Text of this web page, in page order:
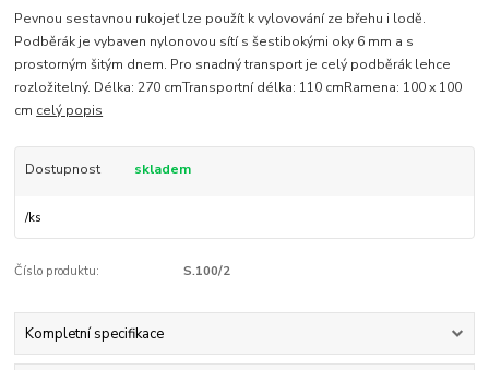
Pevnou sestavnou rukojeť lze použít k vylovování ze břehu i lodě.
Podběrák je vybaven nylonovou sítí s šestibokými oky 6 mm a s
prostorným šitým dnem. Pro snadný transport je celý podběrák lehce
rozložitelný. Délka: 270 cmTransportní délka: 110 cmRamena: 100 x 100
cm celý popis
Dostupnost skladem
/ks
Číslo produktu: S.100/2
Kompletní specifikace